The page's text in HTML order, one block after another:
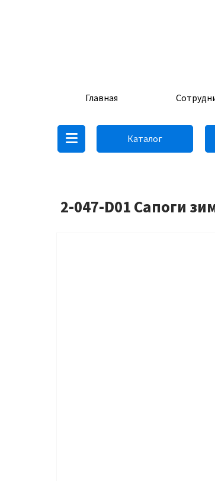
Главная
Каталог
2-047-D01 Сапоги